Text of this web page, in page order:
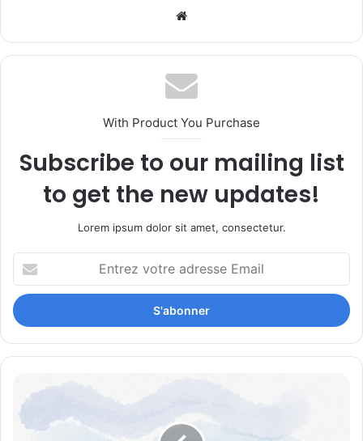
With Product You Purchase
Subscribe to our mailing list
to get the new updates!
Lorem ipsum dolor sit amet, consectetur.
votre
adresse
Email
bonheur